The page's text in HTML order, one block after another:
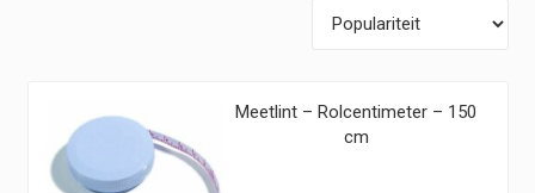
Meetlint – Rolcentimeter – 150
cm